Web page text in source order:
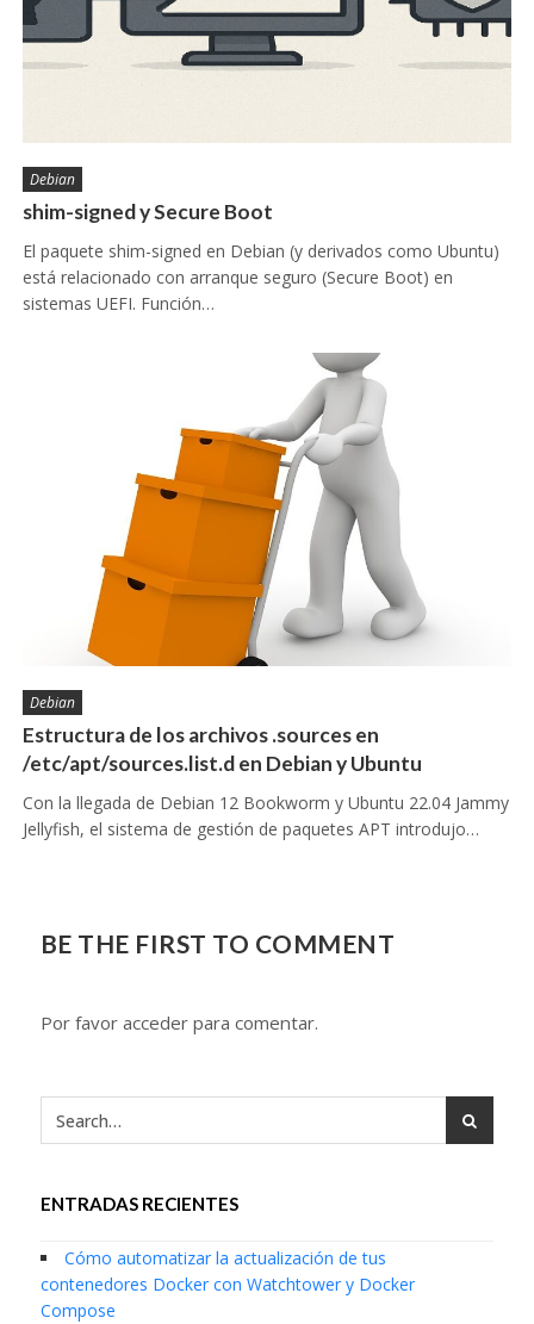
Debian
shim-signed y Secure Boot
El paquete shim-signed en Debian (y derivados como Ubuntu)
está relacionado con arranque seguro (Secure Boot) en
sistemas UEFI. Función…
Debian
Estructura de los archivos .sources en
/etc/apt/sources.list.d en Debian y Ubuntu
Con la llegada de Debian 12 Bookworm y Ubuntu 22.04 Jammy
Jellyfish, el sistema de gestión de paquetes APT introdujo…
BE THE FIRST TO COMMENT
Por favor acceder para comentar.
ENTRADAS RECIENTES
Cómo automatizar la actualización de tus
contenedores Docker con Watchtower y Docker
Compose